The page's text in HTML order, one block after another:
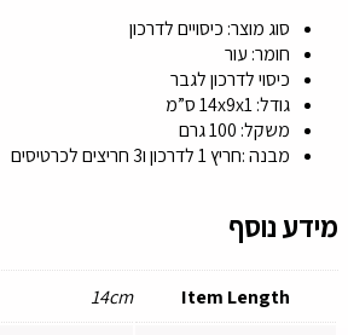
סוג מוצר: כיסויים לדרכון
חומר: עור
כיסוי לדרכון לגבר
גודל:14x9x1 ס”מ
משקל: 100 גרם
מבנה :חריץ 1 לדרכון ו3 חריצים לכרטיסים
מידע נוסף
Item Length
14cm